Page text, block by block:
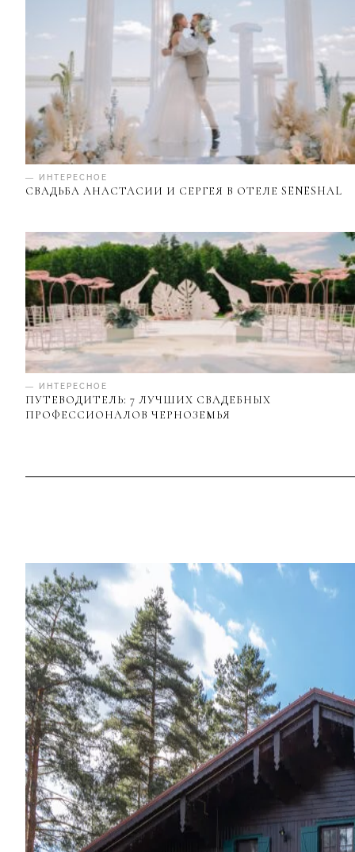
— ИНТЕРЕСНОЕ
СВАДЬБА АНАСТАСИИ И СЕРГЕЯ В ОТЕЛЕ SENESHAL
— ИНТЕРЕСНОЕ
ПУТЕВОДИТЕЛЬ: 7 ЛУЧШИХ СВАДЕБНЫХ
ПРОФЕССИОНАЛОВ ЧЕРНОЗЕМЬЯ